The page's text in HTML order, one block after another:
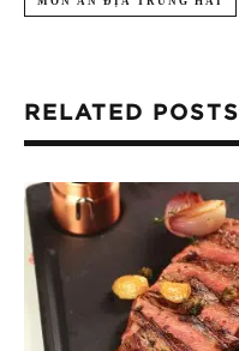
RELATED POSTS